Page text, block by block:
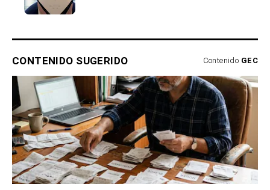
CONTENIDO SUGERIDO Contenido GEC